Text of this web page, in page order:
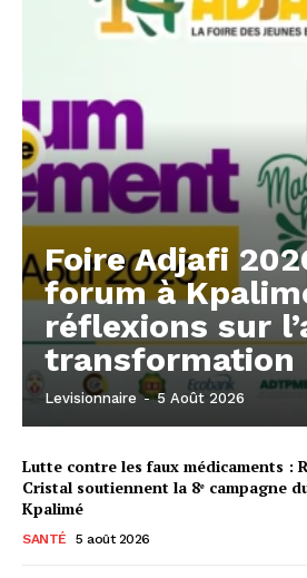
Foire Adjafi
forum à
réflexions sur
transformation
Levisionnaire - 5 Août 2026
Lutte contre les faux médicaments :
Cristal soutiennent la 8ᵉ campagne
Kpalimé
SANTÉ 5 août 2026